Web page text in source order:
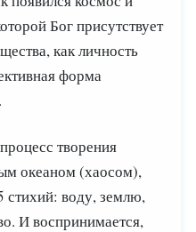
Бог присутствует
как личность
форма
творения
океаном (хаосом),
стихий: воду, землю,
И воспринимается,